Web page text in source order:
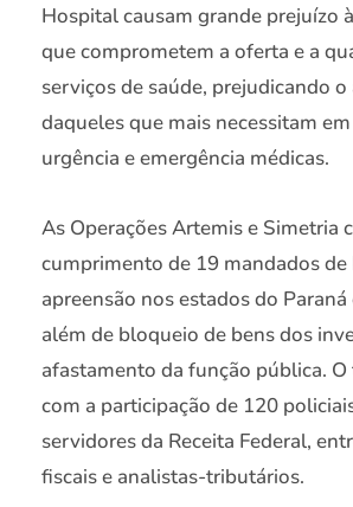
Hospital causam grande prejuízo
que comprometem a oferta e a
serviços de saúde, prejudicando
daqueles que mais necessitam
urgência e emergência médicas.
As Operações Artemis e Simetria
cumprimento de 19 mandados de
apreensão nos estados do Paraná
além de bloqueio de bens dos
afastamento da função pública.
com a participação de 120
servidores da Receita Federal,
fiscais e analistas-tributários.